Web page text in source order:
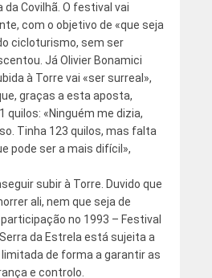
da Covilhã. O festival vai
com o objetivo de «que seja
cicloturismo, sem ser
Já Olivier Bonamici
à Torre vai «ser surreal»,
graças a esta aposta,
quilos: «Ninguém me dizia,
Tinha 123 quilos, mas falta
pode ser a mais difícil»,
subir à Torre. Duvido que
ali, nem que seja de
no 1993 – Festival
da Estrela está sujeita a
de forma a garantir as
e controlo.